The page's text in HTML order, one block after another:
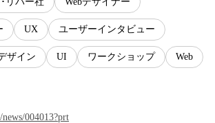
UX ユーザーインタビュー
ザイン UI ワークショップ Web
004013?prt